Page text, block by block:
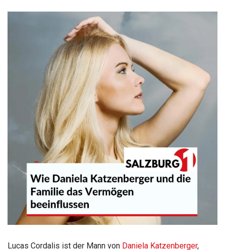
Lucas Cordalis ist der Mann von Daniela Katzenberger,